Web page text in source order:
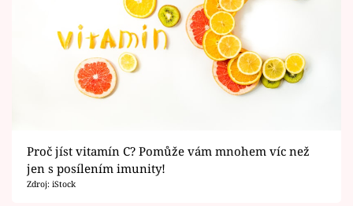
Horoskopy
Sledujte prima+
Filmový festival Karlovy Vary
Mámy sobě
Proč jíst vitamín C? Pomůže vám mnohem víc než
jen s posílením imunity!
Zdroj: iStock